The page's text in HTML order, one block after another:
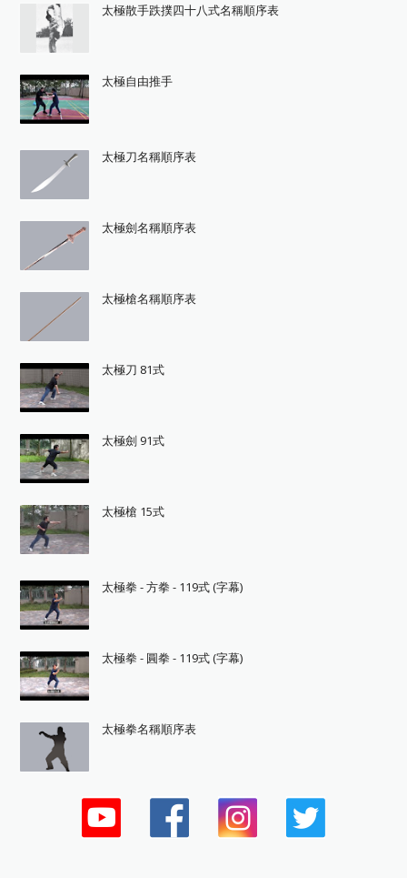
太極散手跌撲四十八式名稱順序表
太極自由推手
太極刀名稱順序表
太極劍名稱順序表
太極槍名稱順序表
太極刀 81式
太極劍 91式
太極槍 15式
太極拳 - 方拳 - 119式 (字幕)
太極拳 - 圓拳 - 119式 (字幕)
太極拳名稱順序表